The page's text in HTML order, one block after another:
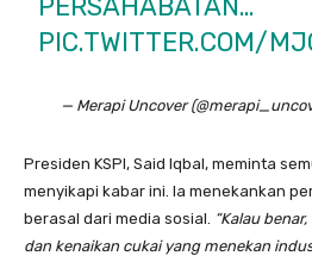
PIC.TWITTER.COM/
— Merapi Uncover
Presiden KSPI, Said Iqbal, meminta
menyikapi kabar ini. Ia menekankan
berasal dari media sosial. “Kalau
dan kenaikan cukai yang menekan